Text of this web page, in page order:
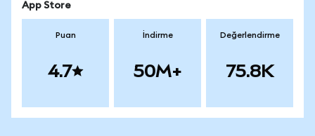
App Store
Puan
4.7
İndirme
50M+
Değerlendirme
75.8K